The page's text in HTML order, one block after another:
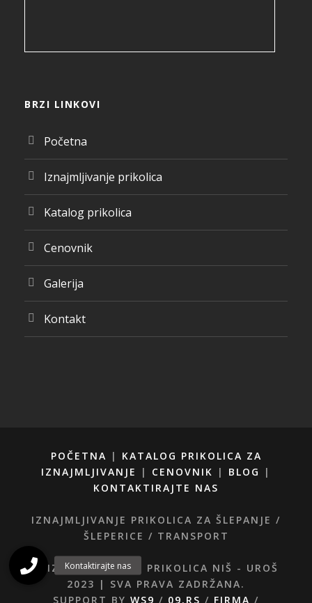
BRZI LINKOVI
Početna
Iznajmljivanje prikolica
Katalog prikolica
Cenovnik
Galerija
Kontakt
POČETNA | KATALOG PRIKOLICA ZA
IZNAJMLJIVANJE
| CENOVNIK | BLOG
|
KONTAKTIRAJTE NAS
IZNAJMLJIVANJE PRIKOLICA ZA ŠLEPANJE /
ŠLEPERICE / TRANSPORT
© IZNAJMLJIVANJE PRIKOLICA NIŠ - UROŠ
2023 | SVA PRAVA ZADRŽANA.
SUPPORT BY WS9 / 09.RS / FIRMA /